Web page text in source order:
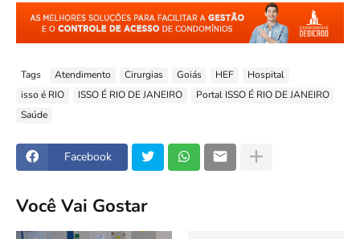
Tags Atendimento Cirurgias Goiás HEF
Hospital
isso é RIO
ISSO É RIO DE JANEIRO
Portal ISSO É RIO DE JANEIRO
Saúde
Facebook
Você Vai Gostar